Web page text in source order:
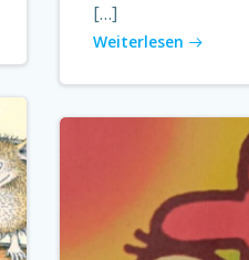
[…]
Weiterlesen